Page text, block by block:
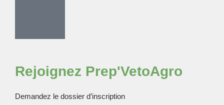
Rejoignez Prep'VetoAgro
Demandez le dossier d’inscription